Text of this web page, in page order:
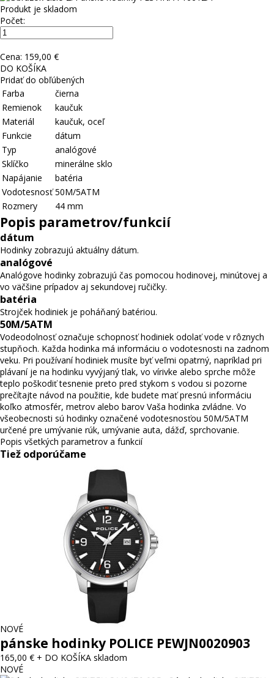
Produkt je skladom
Počet:
Cena: 159,00 €
DO KOŠÍKA
Pridať do obľúbených
Farba
čierna
Remienok
kaučuk
Materiál
kaučuk, oceľ
Funkcie
dátum
Typ
analógové
Sklíčko
minerálne sklo
Napájanie
batéria
Vodotesnosť 50M/5ATM
Rozmery
44 mm
Popis parametrov/funkcií
dátum
Hodinky zobrazujú aktuálny dátum.
analógové
Analógove hodinky zobrazujú čas pomocou hodinovej, minútovej a
vo väčšine prípadov aj sekundovej ručičky.
batéria
Strojček hodiniek je poháňaný batériou.
50M/5ATM
Vodeodolnosť označuje schopnosť hodiniek odolať vode v rôznych
stupňoch. Každa hodinka má informáciu o vodotesnosti na zadnom
veku. Pri používaní hodiniek musíte byť veľmi opatrný, napríklad pri
plávaní je na hodinku vyvýjaný tlak, vo vírivke alebo sprche môže
teplo poškodiť tesnenie preto pred stykom s vodou si pozorne
prečítajte návod na použitie, kde budete mať presnú informáciu
koľko atmosfér, metrov alebo barov Vaša hodinka zvládne. Vo
všeobecnosti sú hodinky označené vodotesnosťou 50M/5ATM
určené pre umývanie rúk, umývanie auta, dážď, sprchovanie.
Popis všetkých parametrov a funkcií
Tiež odporúčame
NOVÉ
pánske hodinky POLICE PEWJN0020903
165,00 € + DO KOŠÍKA skladom
NOVÉ